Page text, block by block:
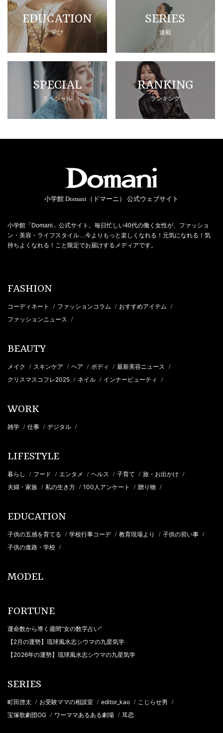
EDUCATION
学び
SERIES
連載
SPECIAL
スペシャル
RANKING
ランキング
小学館 Domani（ドマーニ） 公式ウェブサイト
小学館「Domani」公式サイト。毎日忙しい40代の働く女性が、ファッショ
ン・美容・ライフスタイル…今よりもっと楽しくなれる！元気になれる！気
持ちよくなれる！こと限定でお届けするメディアです。
FASHION
コーディネート / ファッションコラム / おすすめアイテム /
ファッションニュース /
BEAUTY
メイク / スキンケア / ヘア / ボディ / 最新美容ニュース /
クリスマスコフレ2025 / ネイル / インナービューティ /
WORK
雑学 / 仕事 / デジタル /
LIFESTYLE
暮らし / フード / エンタメ / ヘルス / 子育て / 旅・お出かけ /
夫婦・家族 / 私の生き方 / 100人アンケート / 贈り物 /
EDUCATION
子供の五感を育てる / 学校行事コーデ / 教育現場より / 子供の習い事 /
子供の進路・学校 /
MODEL
FORTUNE
運命数から導く週間“女の数字占い”
【2月の運勢】琉球風水志シウマの九星気学
【2026年の運勢】琉球風水志シウマの九星気学
SERIES
町田啓太 / お受験ママの相談室 / editor_kao / こじらせ男 /
宝塚歌劇団OG / ワーママあるある劇場 / 耳恋